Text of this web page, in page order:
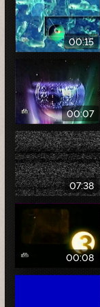
00:15
00:07
07:38
00:08